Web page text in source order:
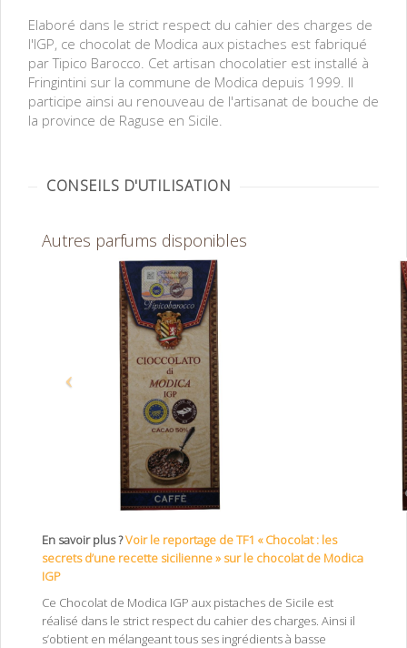
Elaboré dans le strict respect du cahier des charges de
l'IGP, ce chocolat de Modica aux pistaches est fabriqué
par Tipico Barocco. Cet artisan chocolatier est installé à
Fringintini sur la commune de Modica depuis 1999. Il
participe ainsi au renouveau de l'artisanat de bouche de
la province de Raguse en Sicile.
CONSEILS D'UTILISATION
Autres parfums disponibles
En savoir plus ?Voir le reportage de TF1 « Chocolat : les
secrets d’une recette sicilienne » sur le chocolat de Modica
IGP
Ce Chocolat de Modica IGP aux pistaches de Sicile est
réalisé dans le strict respect du cahier des charges. Ainsi il
s’obtient en mélangeant tous ses ingrédients à basse